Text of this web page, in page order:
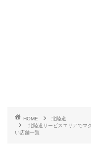
HOME
北陸道
北陸道サービスエリアでマ
い店舗一覧